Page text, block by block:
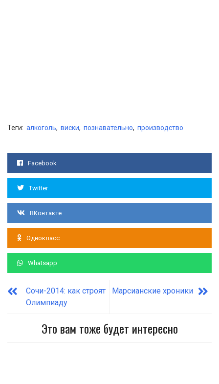
Теги: алкоголь, виски, познавательно, производство
Facebook
Twitter
ВКонтакте
Однокласс
Whatsapp
Сочи-2014: как строят
Олимпиаду
Марсианские хроники
Это вам тоже будет интересно